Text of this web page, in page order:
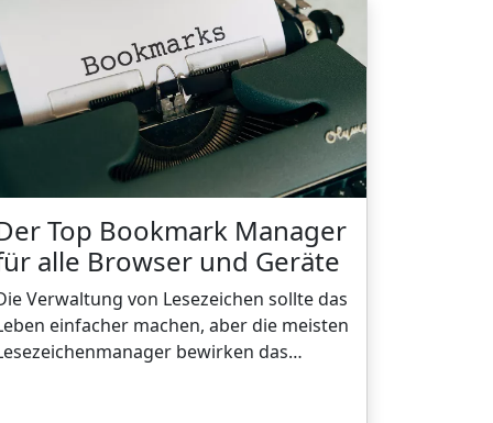
Top Bookmark Manager
alle Browser und Geräte
Verwaltung von Lesezeichen sollte das
einfacher machen, aber die meisten
bewirken das